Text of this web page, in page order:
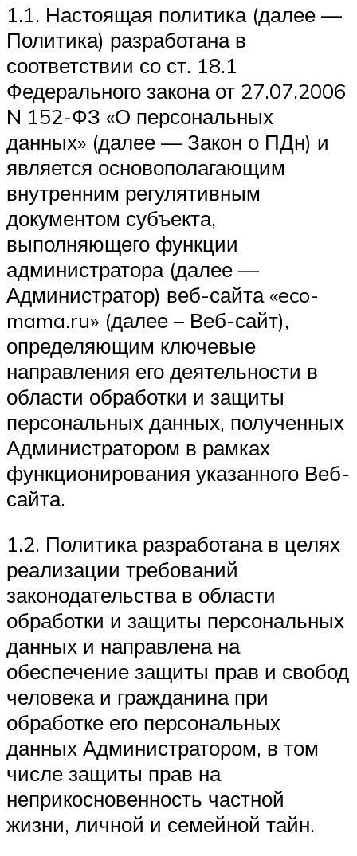
1.1. Настоящая политика (далее —
Политика) разработана в
соответствии со ст. 18.1
Федерального закона от 27.07.2006
N 152-ФЗ «О персональных
данных» (далее — Закон о ПДн) и
является основополагающим
внутренним регулятивным
документом субъекта,
выполняющего функции
администратора (далее —
Администратор) веб-сайта «eco-
mama.ru» (далее – Веб-сайт),
определяющим ключевые
направления его деятельности в
области обработки и защиты
персональных данных, полученных
Администратором в рамках
функционирования указанного Веб-
сайта.
1.2. Политика разработана в целях
реализации требований
законодательства в области
обработки и защиты персональных
данных и направлена на
обеспечение защиты прав и свобод
человека и гражданина при
обработке его персональных
данных Администратором, в том
числе защиты прав на
неприкосновенность частной
жизни, личной и семейной тайн.